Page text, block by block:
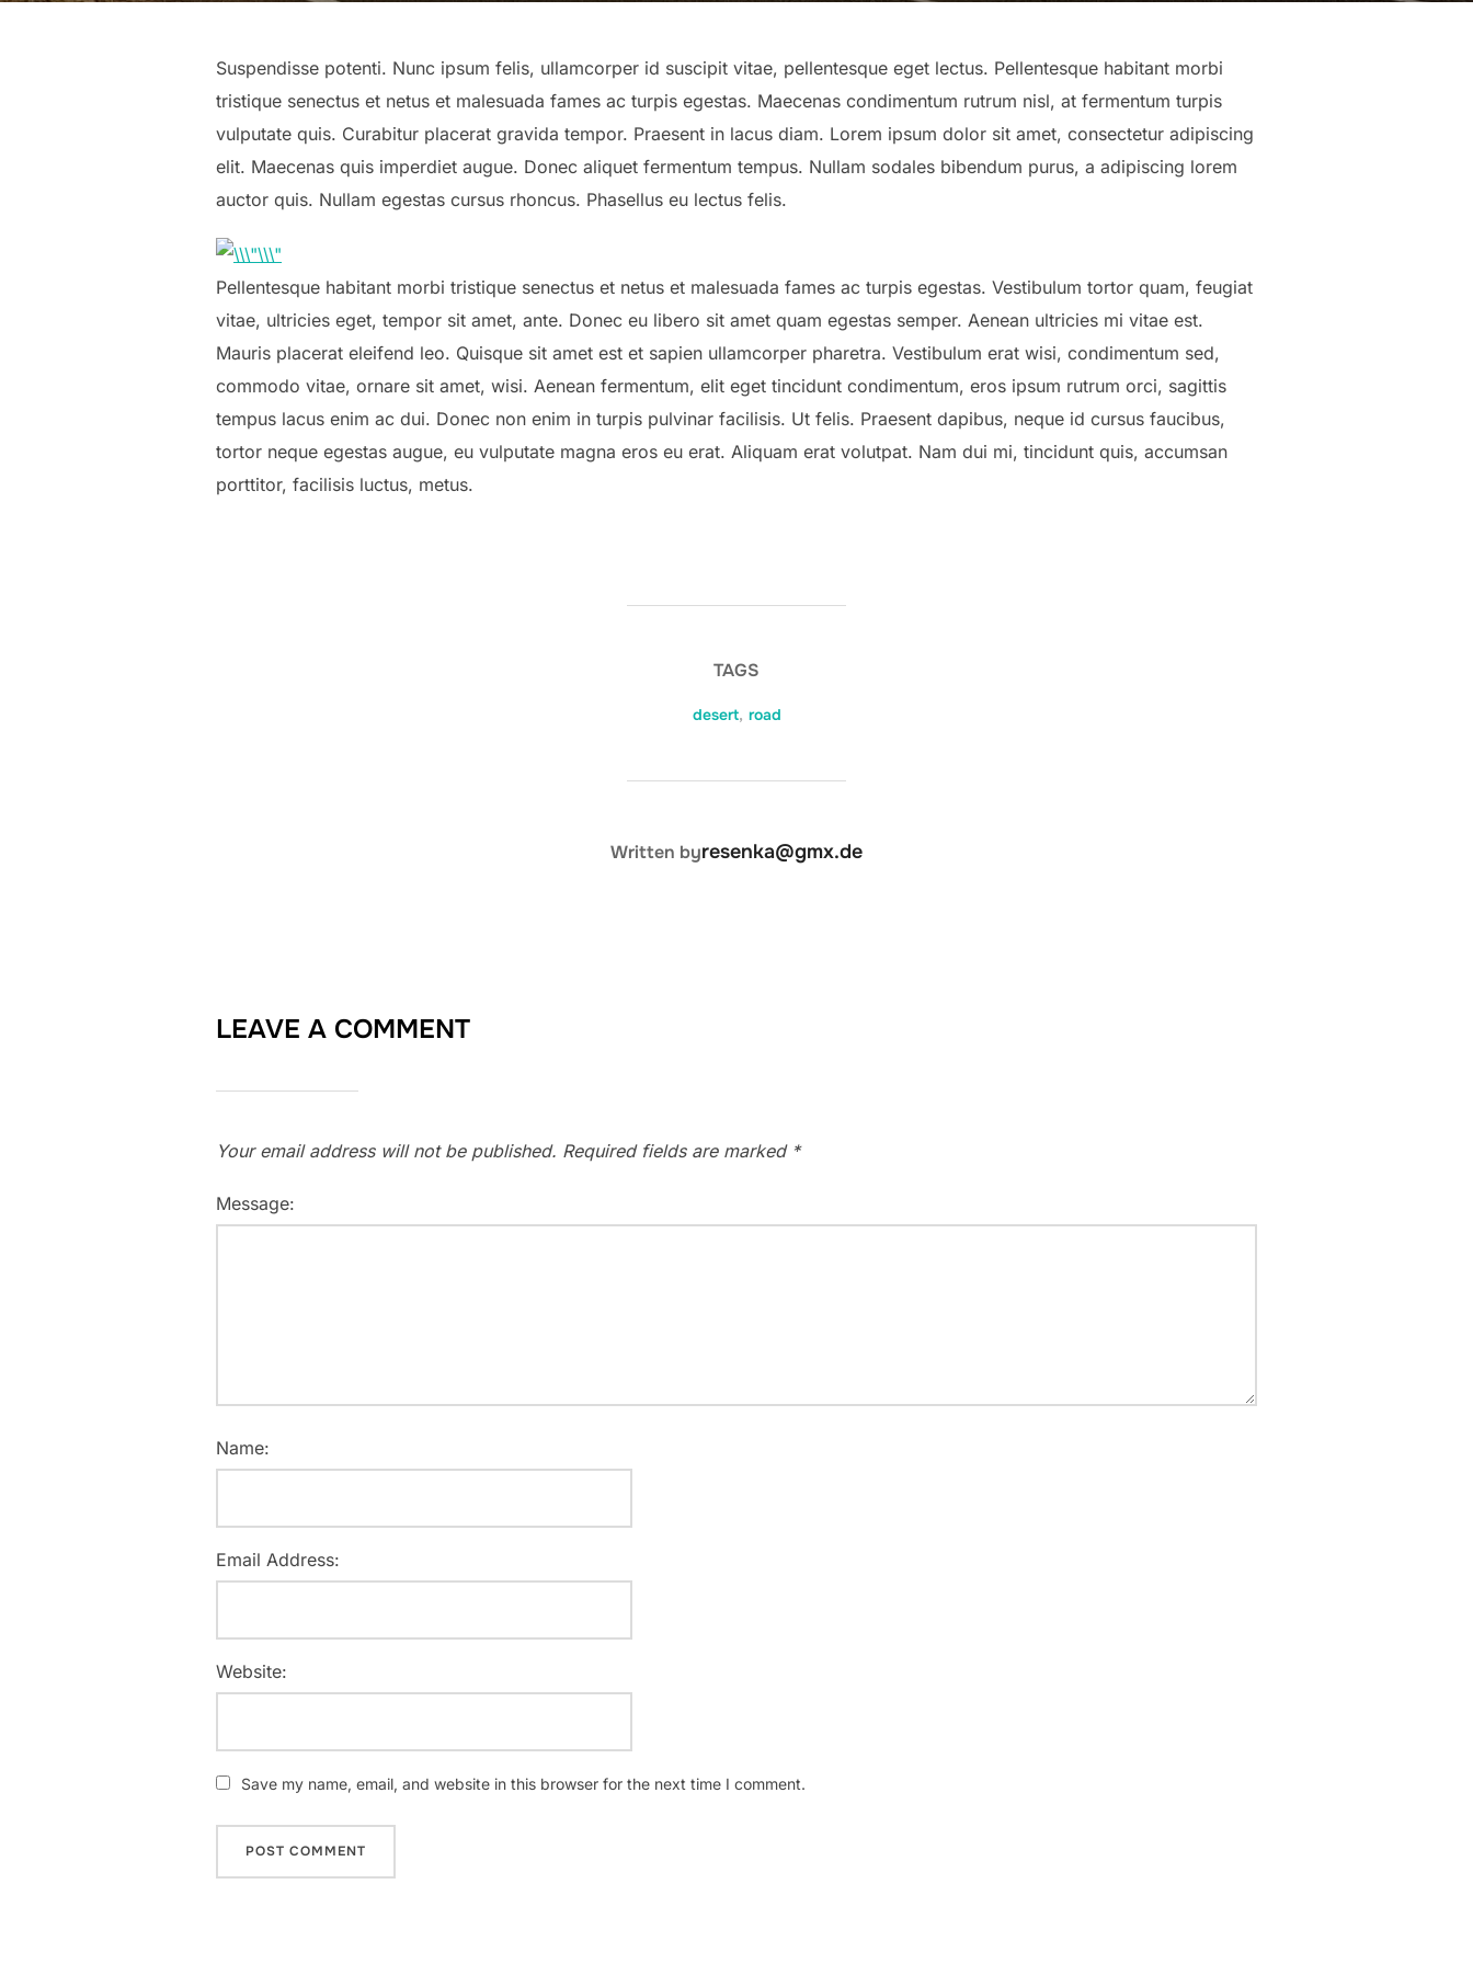
Suspendisse potenti. Nunc ipsum felis, ullamcorper id suscipit vitae, pellentesque eget lectus. Pellentesque habitant morbi
tristique senectus et netus et malesuada fames ac turpis egestas. Maecenas condimentum rutrum nisl, at fermentum turpis
vulputate quis. Curabitur placerat gravida tempor. Praesent in lacus diam. Lorem ipsum dolor sit amet, consectetur adipiscing
elit. Maecenas quis imperdiet augue. Donec aliquet fermentum tempus. Nullam sodales bibendum purus, a adipiscing lorem
auctor quis. Nullam egestas cursus rhoncus. Phasellus eu lectus felis.
Pellentesque habitant morbi tristique senectus et netus et malesuada fames ac turpis egestas. Vestibulum tortor quam, feugiat
vitae, ultricies eget, tempor sit amet, ante. Donec eu libero sit amet quam egestas semper. Aenean ultricies mi vitae est.
Mauris placerat eleifend leo. Quisque sit amet est et sapien ullamcorper pharetra. Vestibulum erat wisi, condimentum sed,
commodo vitae, ornare sit amet, wisi. Aenean fermentum, elit eget tincidunt condimentum, eros ipsum rutrum orci, sagittis
tempus lacus enim ac dui. Donec non enim in turpis pulvinar facilisis. Ut felis. Praesent dapibus, neque id cursus faucibus,
tortor neque egestas augue, eu vulputate magna eros eu erat. Aliquam erat volutpat. Nam dui mi, tincidunt quis, accumsan
porttitor, facilisis luctus, metus.
TAGS
desert, road
POST AUTHOR
Written byresenka@gmx.de
LEAVE A COMMENT
Your email address will not be published. Required fields are marked *
Message:
Name:
Email Address:
Website:
Save my name, email, and website in this browser for the next time I comment.